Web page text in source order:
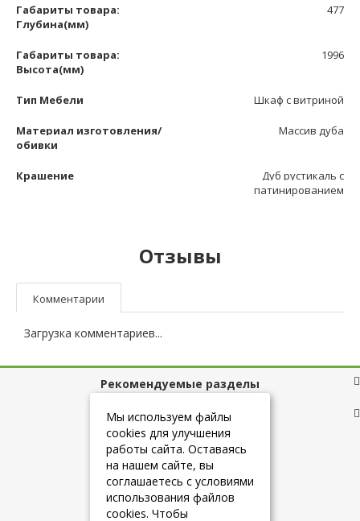
Габариты товара:
Глубина(мм)
477
Габариты товара:
Высота(мм)
1996
Тип Мебели Шкаф с витриной
Материал изготовления/
обивки
Массив дуба
Крашение
Дуб рустикаль с
патинированием
Отзывы
Комментарии
Загрузка комментариев...
Рекомендуемые разделы
Полезные ссылки
+7 (925) 084-10-60
Мы используем файлы
cookies для улучшения
работы сайта. Оставаясь
на нашем сайте, вы
соглашаетесь с условиями
использования файлов
cookies. Чтобы